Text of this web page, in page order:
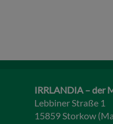
IRRLANDIA – der
Lebbiner Straße 1
15859 Storkow